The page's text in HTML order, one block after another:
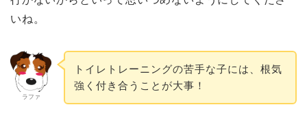
いね。
ラファ
トイレトレーニングの苦手な子には、根気
強く付き合うことが大事！